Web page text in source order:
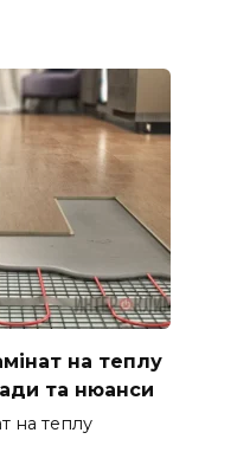
на теплу
та нюанси
на теплу